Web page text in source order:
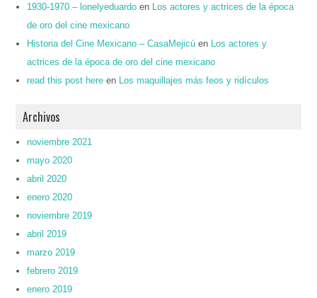
1930-1970 – lonelyeduardo en
Los actores y actrices de la época
de oro del cine mexicano
Historia del Cine Mexicano – CasaMejicú en
Los actores y
actrices de la época de oro del cine mexicano
read this post here en Los maquillajes más feos y ridículos
Archivos
noviembre 2021
mayo 2020
abril 2020
enero 2020
noviembre 2019
abril 2019
marzo 2019
febrero 2019
enero 2019